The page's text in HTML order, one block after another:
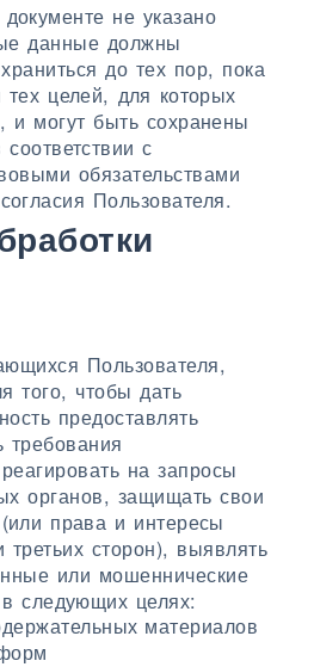
не указано
данные должны
до тех пор, пока
целей, для которых
могут быть сохранены
с
обязательствами
Пользователя.
Пользователя,
того, чтобы дать
предоставлять
на запросы
органов, защищать свои
права и интересы
третьих сторон), выявлять
или мошеннические
следующих целях:
материалов